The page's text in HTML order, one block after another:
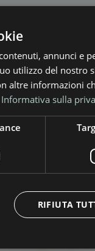
annunci e
utilizzo del nostro
altre informazioni
Informativa sulla
RIFIUTA